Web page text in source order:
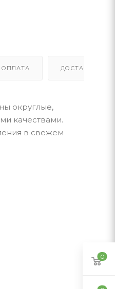
ОПЛАТА ДОСТАВКА
округлые,
качествами.
в свежем
0